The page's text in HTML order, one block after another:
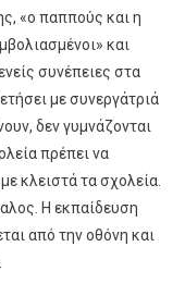
«ο παππούς και η
και
συνέπειες στα
με συνεργάτριά
δεν γυμνάζονται
πρέπει να
κλειστά τα σχολεία.
Η εκπαίδευση
από την οθόνη και